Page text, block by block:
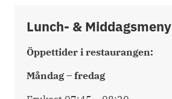
Lunch- & Middagsmeny
Öppettider i restaurangen:
Måndag – fredag